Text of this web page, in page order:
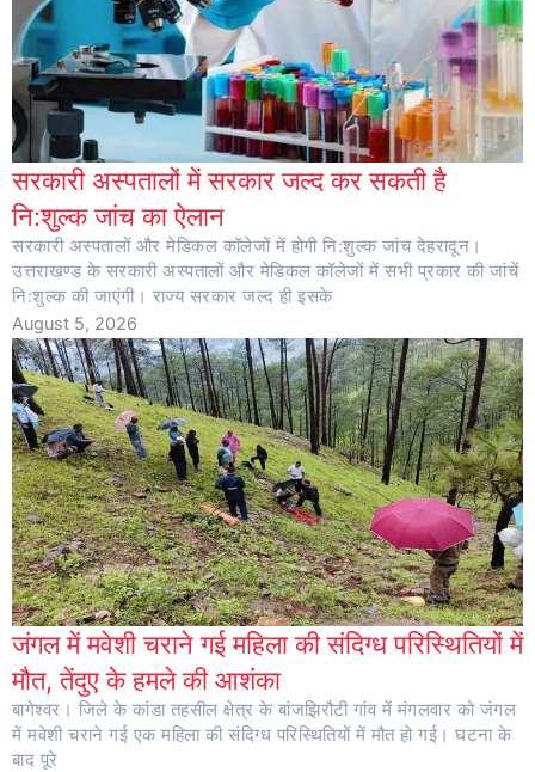
सरकारी अस्पतालों में सरकार जल्द कर सकती है
नि:शुल्क जांच का ऐलान
सरकारी अस्पतालों और मेडिकल कॉलेजों में होगी नि:शुल्क जांच देहरादून।
उत्तराखण्ड के सरकारी अस्पतालों और मेडिकल कॉलेजों में सभी प्रकार की जांचें
नि:शुल्क की जाएंगी। राज्य सरकार जल्द ही इसके
August 5, 2026
जंगल में मवेशी चराने गई महिला की संदिग्ध परिस्थितियों में
मौत, तेंदुए के हमले की आशंका
बागेश्वर। जिले के कांडा तहसील क्षेत्र के बांजझिरौटी गांव में मंगलवार को जंगल
में मवेशी चराने गई एक महिला की संदिग्ध परिस्थितियों में मौत हो गई। घटना के
बाद पूरे